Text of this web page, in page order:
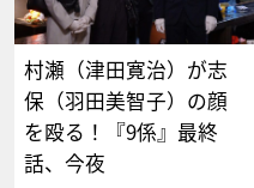
村瀬（津田寛治）が志
保（羽田美智子）の顔
を殴る！『9係』最終
話、今夜